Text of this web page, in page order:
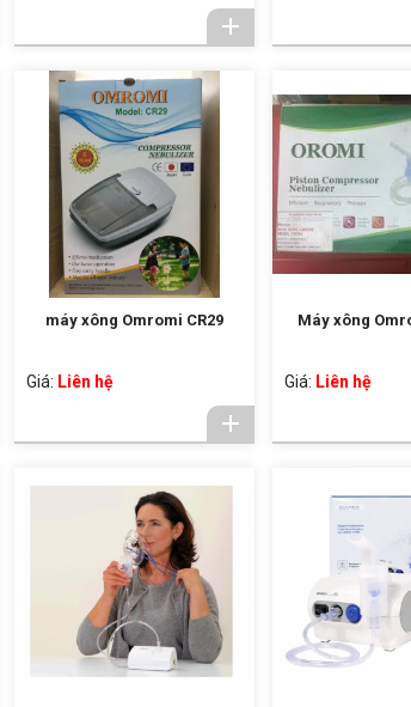
máy xông Omromi CR29
Giá: Liên hệ
Máy xông
Giá: Liên hệ